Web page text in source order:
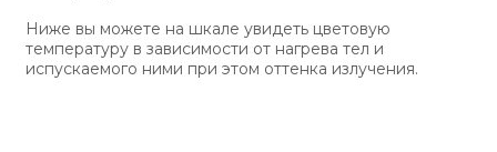
Ниже вы можете на шкале увидеть цветовую
температуру в зависимости от нагрева тел и
испускаемого ними при этом оттенка излучения.